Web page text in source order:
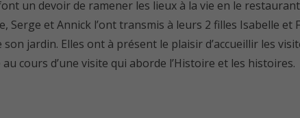
un devoir de ramener les lieux à la vie en le
Serge et Annick l’ont transmis à leurs 2 filles Isabelle et
jardin. Elles ont à présent le plaisir d’accueillir les
cours d’une visite qui aborde l’Histoire et les histoires.